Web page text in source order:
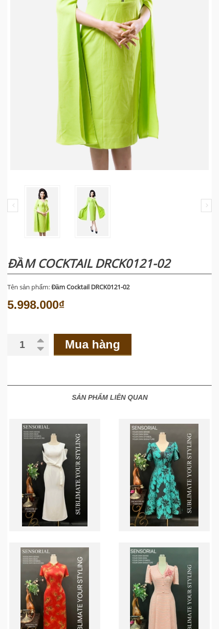
ĐẦM COCKTAIL DRCK0121-02
Tên sản phẩm:Đầm Cocktail DRCK0121-02
5.998.000₫
Mua hàng
SẢN PHẨM LIÊN QUAN